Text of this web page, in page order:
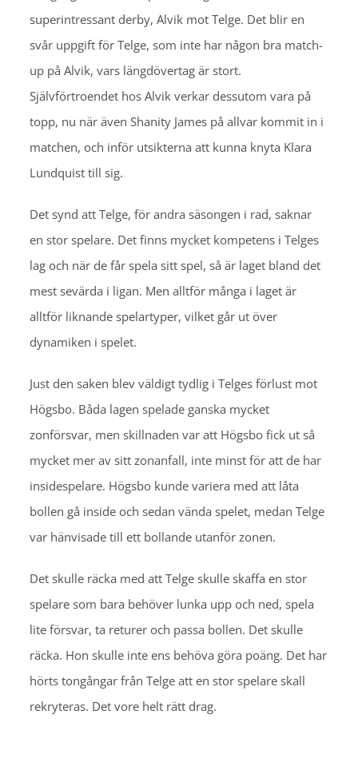
superintressant derby, Alvik mot Telge. Det blir en
svår uppgift för Telge, som inte har någon bra match-
up på Alvik, vars längdövertag är stort.
Självförtroendet hos Alvik verkar dessutom vara på
topp, nu när även Shanity James på allvar kommit in i
matchen, och inför utsikterna att kunna knyta Klara
Lundquist till sig.
Det synd att Telge, för andra säsongen i rad, saknar
en stor spelare. Det finns mycket kompetens i Telges
lag och när de får spela sitt spel, så är laget bland det
mest sevärda i ligan. Men alltför många i laget är
alltför liknande spelartyper, vilket går ut över
dynamiken i spelet.
Just den saken blev väldigt tydlig i Telges förlust mot
Högsbo. Båda lagen spelade ganska mycket
zonförsvar, men skillnaden var att Högsbo fick ut så
mycket mer av sitt zonanfall, inte minst för att de har
insidespelare. Högsbo kunde variera med att låta
bollen gå inside och sedan vända spelet, medan Telge
var hänvisade till ett bollande utanför zonen.
Det skulle räcka med att Telge skulle skaffa en stor
spelare som bara behöver lunka upp och ned, spela
lite försvar, ta returer och passa bollen. Det skulle
räcka. Hon skulle inte ens behöva göra poäng. Det har
hörts tongångar från Telge att en stor spelare skall
rekryteras. Det vore helt rätt drag.